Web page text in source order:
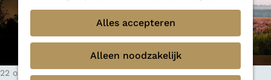
Alles accepteren
Alleen noodzakelijk
e
p
e
Mediakit 2026
k
e
22 oktober 2025